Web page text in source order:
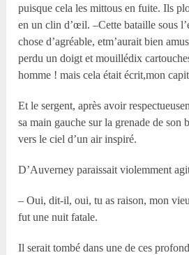
puisque cela les mittous en fuite. Ils
en un clin d’œil. –Cette bataille sous
chose d’agréable, etm’aurait bien
perdu un doigt et mouillédix
homme ! mais cela était écrit,mon
Et le sergent, après avoir
sa main gauche sur la grenade de son
vers le ciel d’un air inspiré.
D’Auverney paraissait violemment
– Oui, dit-il, oui, tu as raison, mon
fut une nuit fatale.
Il serait tombé dans une de ces